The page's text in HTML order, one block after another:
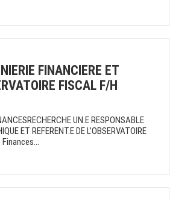
FINANCIERE ET
FISCAL F/H
UN.E RESPONSABLE
ET REFERENT.E DE L’OBSERVATOIRE
Finances...